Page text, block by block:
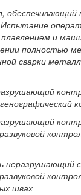
обеспечивающий
Испытание
плавлением и
полностью
сварки
неразрушающий
швах